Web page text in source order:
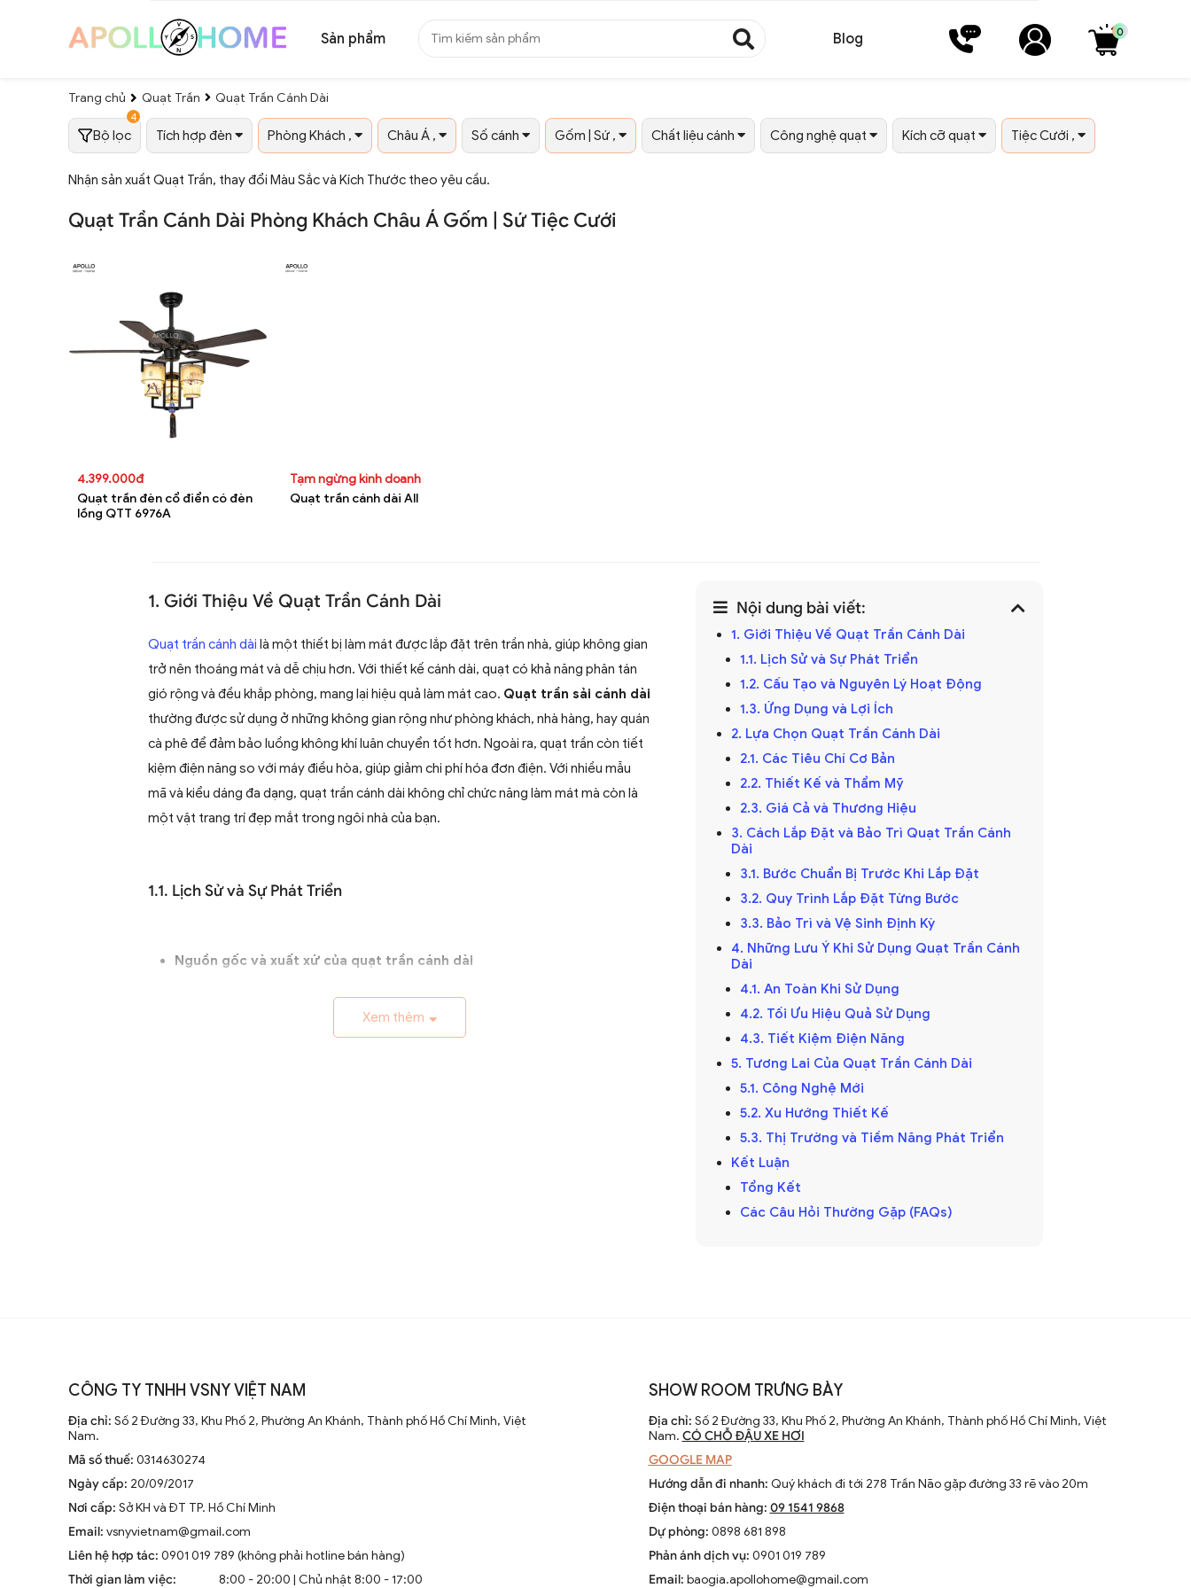
Sản phẩm Blog 0
Trang chủ Quạt Trần Quạt Trần Cánh Dài
Bộ lọc
4
Tích hợp đèn Phòng Khách , Châu Á , Số cánh Gốm | Sứ , Chất liệu cánh Công nghệ quạt Kích cỡ quạt Tiệc Cưới ,
Nhận sản xuất Quạt Trần, thay đổi Màu Sắc và Kích Thước theo yêu cầu.
Quạt Trần Cánh Dài Phòng Khách Châu Á Gốm | Sứ Tiệc Cưới
4.399.000đ
Quạt trần đèn cổ điển có đèn
lồng QTT 6976A
Tạm ngừng kinh doanh
Quạt trần cánh dài All
1. Giới Thiệu Về Quạt Trần Cánh Dài
Quạt trần cánh dài là một thiết bị làm mát được lắp đặt trên trần nhà, giúp không gian
trở nên thoáng mát và dễ chịu hơn. Với thiết kế cánh dài, quạt có khả năng phân tán
gió rộng và đều khắp phòng, mang lại hiệu quả làm mát cao. Quạt trần sải cánh dài
thường được sử dụng ở những không gian rộng như phòng khách, nhà hàng, hay quán
cà phê để đảm bảo luồng không khí luân chuyển tốt hơn. Ngoài ra, quạt trần còn tiết
kiệm điện năng so với máy điều hòa, giúp giảm chi phí hóa đơn điện. Với nhiều mẫu
mã và kiểu dáng đa dạng, quạt trần cánh dài không chỉ chức năng làm mát mà còn là
một vật trang trí đẹp mắt trong ngôi nhà của bạn.
1.1. Lịch Sử và Sự Phát Triển
Nguồn gốc và xuất xứ của quạt trần cánh dài
quả ở các khu vực nhiệt đới. Ban đầu được làm thủ công và chạy bằng điện
từ pin, chúng nhanh chóng phát triển với sự tiến bộ của công nghệ điện.
trang trí sang trọng cho mọi không gian sống. Chúng kết hợp công nghệ
tiên tiến như điều khiển từ xa, đèn LED và tích hợp với hệ thống nhà thông
1.2. Cấu Tạo và Nguyên Lý Hoạt Động
Xem thêm
Nội dung bài viết:
1. Giới Thiệu Về Quạt Trần Cánh Dài
1.1. Lịch Sử và Sự Phát Triển
1.2. Cấu Tạo và Nguyên Lý Hoạt Động
1.3. Ứng Dụng và Lợi Ích
2. Lựa Chọn Quạt Trần Cánh Dài
2.1. Các Tiêu Chí Cơ Bản
2.2. Thiết Kế và Thẩm Mỹ
2.3. Giá Cả và Thương Hiệu
3. Cách Lắp Đặt và Bảo Trì Quạt Trần Cánh
Dài
3.1. Bước Chuẩn Bị Trước Khi Lắp Đặt
3.2. Quy Trình Lắp Đặt Từng Bước
3.3. Bảo Trì và Vệ Sinh Định Kỳ
4. Những Lưu Ý Khi Sử Dụng Quạt Trần Cánh
Dài
4.1. An Toàn Khi Sử Dụng
4.2. Tối Ưu Hiệu Quả Sử Dụng
4.3. Tiết Kiệm Điện Năng
5. Tương Lai Của Quạt Trần Cánh Dài
5.1. Công Nghệ Mới
5.2. Xu Hướng Thiết Kế
5.3. Thị Trường và Tiềm Năng Phát Triển
Kết Luận
Tổng Kết
Các Câu Hỏi Thường Gặp (FAQs)
CÔNG TY TNHH VSNY VIỆT NAM
Địa chỉ: Số 2 Đường 33, Khu Phố 2, Phường An Khánh, Thành phố Hồ Chí Minh, Việt
Nam.
Mã số thuế: 0314630274
Ngày cấp: 20/09/2017
Nơi cấp: Sở KH và ĐT TP. Hồ Chí Minh
Email: vsnyvietnam@gmail.com
Liên hệ hợp tác: 0901 019 789 (không phải hotline bán hàng)
Thời gian làm việc:
8:00 - 20:00 | Chủ nhật 8:00 - 17:00
SHOW ROOM TRƯNG BÀY
Địa chỉ: Số 2 Đường 33, Khu Phố 2, Phường An Khánh, Thành phố Hồ Chí Minh, Việt
Nam. CÓ CHỖ ĐẬU XE HƠI
GOOGLE MAP
Hướng dẫn đi nhanh: Quý khách đi tới 278 Trần Não gặp đường 33 rẽ vào 20m
Điện thoại bán hàng: 09 1541 9868
Dự phòng: 0898 681 898
Phản ánh dịch vụ: 0901 019 789
Email: baogia.apollohome@gmail.com